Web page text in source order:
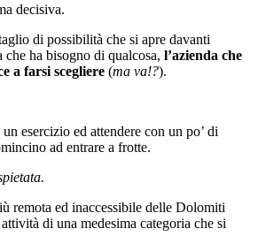
decisiva.
di possibilità che si apre davanti
ha bisogno di qualcosa, l’azienda che
a farsi scegliere (ma va!?).
esercizio ed attendere con un po’ di
ad entrare a frotte.
remota ed inaccessibile delle Dolomiti
di una medesima categoria che si